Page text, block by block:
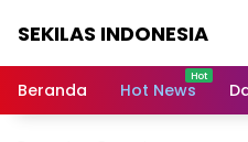
SEKILAS INDONESIA
Terkini,
Beranda Hot News